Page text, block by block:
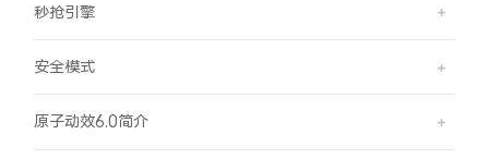
秒抢引擎
安全模式
原子动效6.0简介